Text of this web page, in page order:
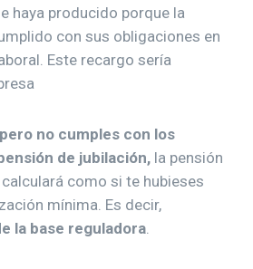
haya producido porque la
con sus obligaciones en
Este recargo sería
no cumples con los
de jubilación, la pensión
como si te hubieses
mínima. Es decir,
la base reguladora.